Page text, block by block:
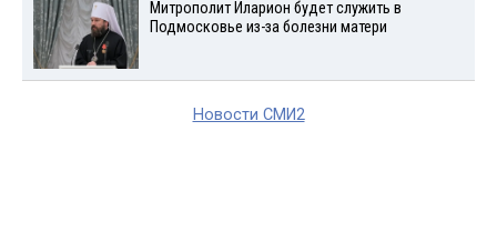
Митрополит Иларион будет служить в
Подмосковье из-за болезни матери
Новости СМИ2